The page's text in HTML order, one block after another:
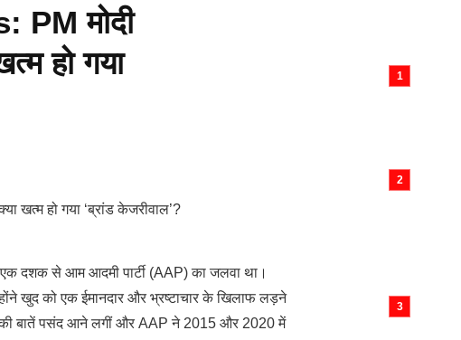
मोदी
हो गया
दशक से आम आदमी पार्टी (AAP) का जलवा था।
खुद को एक ईमानदार और भ्रष्टाचार के खिलाफ लड़ने
बातें पसंद आने लगीं और AAP ने 2015 और 2020 में